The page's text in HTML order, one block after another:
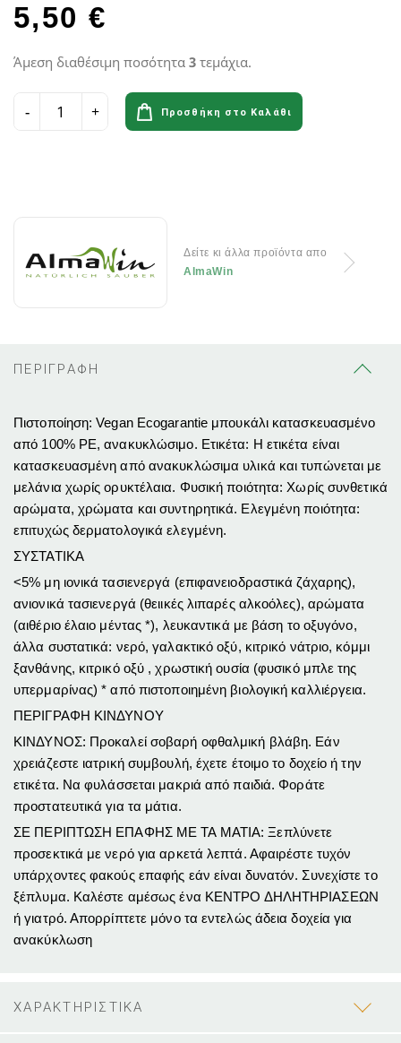
5,50 €
Άμεση διαθέσιμη ποσότητα 3 τεμάχια.
Προσθήκη στο Καλάθι
Δείτε κι άλλα προϊόντα απο
AlmaWin
ΠΕΡΙΓΡΑΦΗ
Πιστοποίηση: Vegan Ecogarantie μπουκάλι κατασκευασμένο
από 100% PE, ανακυκλώσιμο. Ετικέτα: Η ετικέτα είναι
κατασκευασμένη από ανακυκλώσιμα υλικά και τυπώνεται με
μελάνια χωρίς ορυκτέλαια. Φυσική ποιότητα: Χωρίς συνθετικά
αρώματα, χρώματα και συντηρητικά. Ελεγμένη ποιότητα:
επιτυχώς δερματολογικά ελεγμένη.
ΣΥΣΤΑΤΙΚΑ
<5% μη ιονικά τασιενεργά (επιφανειοδραστικά ζάχαρης),
ανιονικά τασιενεργά (θειικές λιπαρές αλκοόλες), αρώματα
(αιθέριο έλαιο μέντας *), λευκαντικά με βάση το οξυγόνο,
άλλα συστατικά: νερό, γαλακτικό οξύ, κιτρικό νάτριο, κόμμι
ξανθάνης, κιτρικό οξύ , χρωστική ουσία (φυσικό μπλε της
υπερμαρίνας) * από πιστοποιημένη βιολογική καλλιέργεια.
ΠΕΡΙΓΡΑΦΗ ΚΙΝΔΥΝΟΥ
ΚΙΝΔΥΝΟΣ: Προκαλεί σοβαρή οφθαλμική βλάβη. Εάν
χρειάζεστε ιατρική συμβουλή, έχετε έτοιμο το δοχείο ή την
ετικέτα. Να φυλάσσεται μακριά από παιδιά. Φοράτε
προστατευτικά για τα μάτια.
ΣΕ ΠΕΡΙΠΤΩΣΗ ΕΠΑΦΗΣ ΜΕ ΤΑ ΜΑΤΙΑ: Ξεπλύνετε
προσεκτικά με νερό για αρκετά λεπτά. Αφαιρέστε τυχόν
υπάρχοντες φακούς επαφής εάν είναι δυνατόν. Συνεχίστε το
ξέπλυμα. Καλέστε αμέσως ένα ΚΕΝΤΡΟ ΔΗΛΗΤΗΡΙΑΣΕΩΝ
ή γιατρό. Απορρίπτετε μόνο τα εντελώς άδεια δοχεία για
ανακύκλωση
ΧΑΡΑΚΤΗΡΙΣΤΙΚΑ